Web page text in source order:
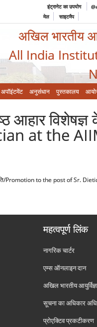
इंट्रानेट का उपयोग
मेल
साइटमैप
अखिल भारतीय
All India
अपॉइंटमेंट अनुसंधान पुस्तकालय
आहार
at the
Promotion to the post of Sr.
महत्वपूर्ण लिंक
नागरिक चार्टर
एम्स ऑनलाइन दान
अखिल भारतीय
सूचना का अधिकार
प्रोएक्टिव प्रकटीकरण